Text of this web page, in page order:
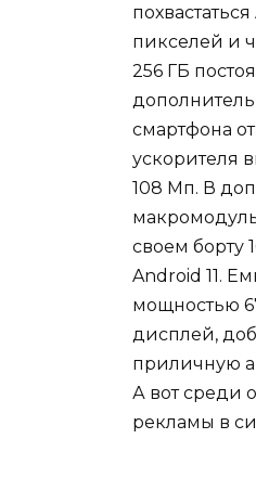
пикселей и
256 ГБ
смартфона
ускорителя
108 Мп. В
своем борту
Android 11.
мощностью
дисплей,
приличную
А вот среди
рекламы в